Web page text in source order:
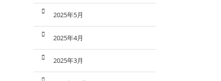
2025年5月
2025年4月
2025年3月